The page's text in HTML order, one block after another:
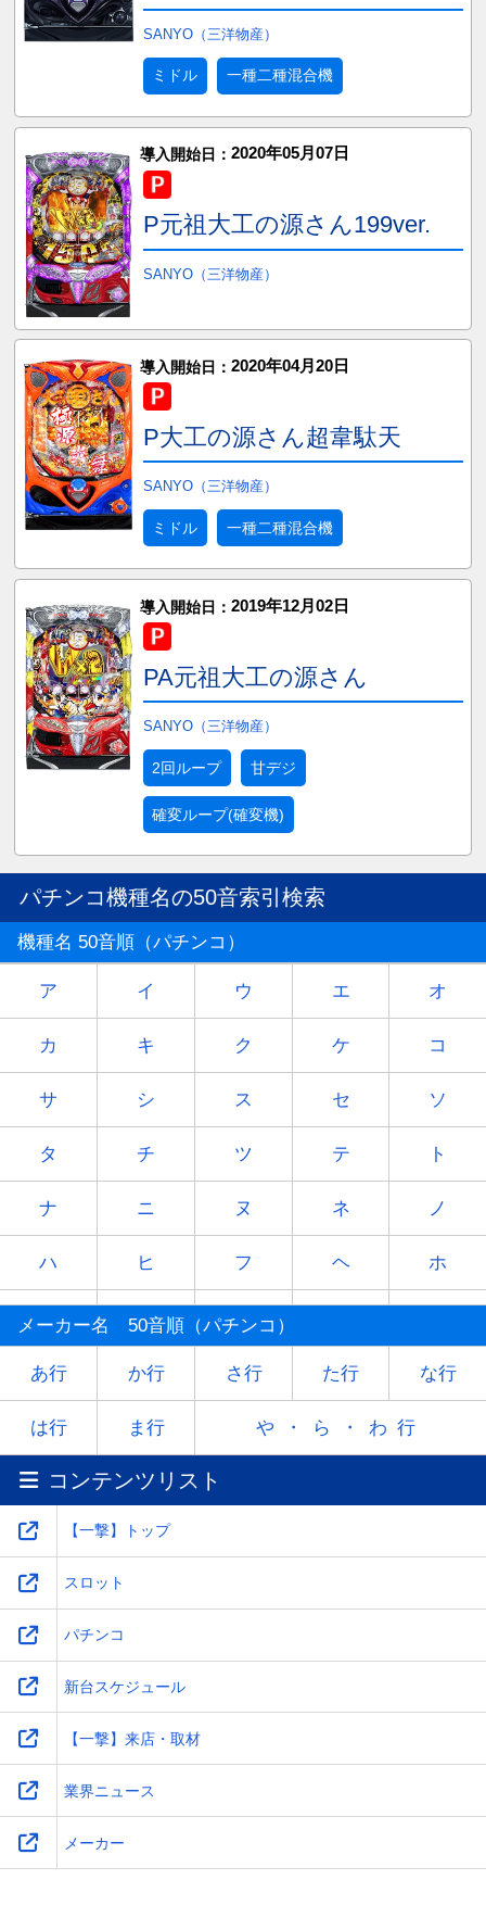
SANYO（三洋物産）
ミドル 一種二種混合機
導入開始日： 2020年05月07日
P元祖大工の源さん199ver.
SANYO（三洋物産）
導入開始日： 2020年04月20日
P大工の源さん超韋駄天
SANYO（三洋物産）
ミドル 一種二種混合機
導入開始日： 2019年12月02日
PA元祖大工の源さん
SANYO（三洋物産）
2回ループ 甘デジ
確変ループ(確変機)
パチンコ機種名の50音索引検索
機種名 50音順（パチンコ）
ア イ ウ エ オ
カ キ ク ケ コ
サ シ ス セ ソ
タ チ ツ テ ト
ナ ニ ヌ ネ ノ
ハ ヒ フ ヘ ホ
マ ミ ム
ヤ - ユ - ヨ
ラ リ レ
ワ -
メーカー名 50音順（パチンコ）
あ行 か行 さ行 た行 な行
は行 ま行 や・ら・わ行
コンテンツリスト
【一撃】トップ
スロット
パチンコ
新台スケジュール
【一撃】来店・取材
業界ニュース
メーカー